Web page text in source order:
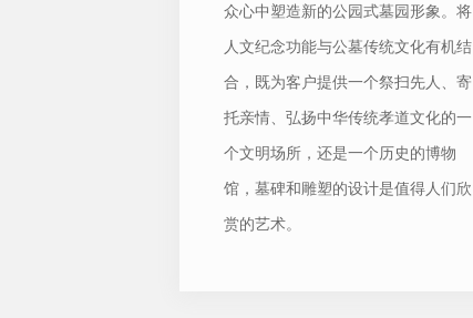
众心中塑造新的公园式墓园形象。将
人文纪念功能与公墓传统文化有机结
合，既为客户提供一个祭扫先人、寄
托亲情、弘扬中华传统孝道文化的一
个文明场所，还是一个历史的博物
馆，墓碑和雕塑的设计是值得人们欣
赏的艺术。